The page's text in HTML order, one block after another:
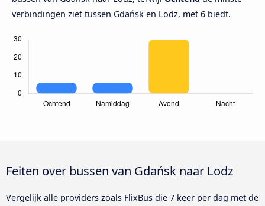
verbindingen ziet tussen Gdańsk en Lodz, met 6 biedt.
Feiten over bussen van Gdańsk naar Lodz
Vergelijk alle providers zoals FlixBus die 7 keer per dag met de